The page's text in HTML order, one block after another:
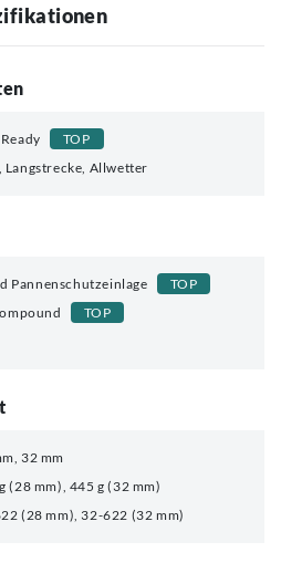
TOP
Langstrecke, Allwetter
Pannenschutzeinlage
TOP
TOP
32 mm
(28 mm), 445 g (32 mm)
(28 mm), 32-622 (32 mm)